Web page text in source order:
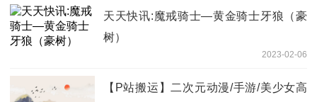
天天快讯:魔戒骑士—黄金骑士牙狼（豪
树）
2023-02-06
【P站搬运】二次元动漫/手游/美少女高